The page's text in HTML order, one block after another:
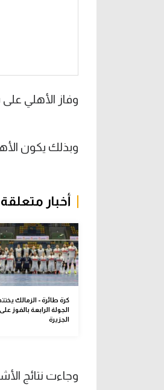
وفاز الأهلي على سموحة 3-1 في الجولة
وبذلك يكون
أخبار
كرة طائرة - الزمالك
الجولة الرابعة بالفوز على
الجزيرة
وجاءت نتائج الأشواط كالآتي: 31-29 للأهلي، 25-